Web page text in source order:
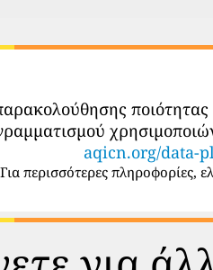
aqicn.org/data-
Για περισσότερες πληροφορίες,